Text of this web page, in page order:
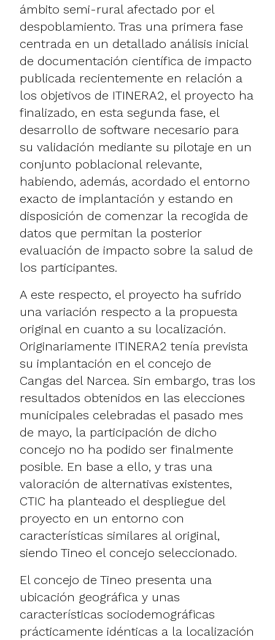
ámbito semi-rural afectado por el
despoblamiento. Tras una primera fase
centrada en un detallado análisis inicial
de documentación científica de impacto
publicada recientemente en relación a
los objetivos de ITINERA2, el proyecto ha
finalizado, en esta segunda fase, el
desarrollo de software necesario para
su validación mediante su pilotaje en un
conjunto poblacional relevante,
habiendo, además, acordado el entorno
exacto de implantación y estando en
disposición de comenzar la recogida de
datos que permitan la posterior
evaluación de impacto sobre la salud de
los participantes.
A este respecto, el proyecto ha sufrido
una variación respecto a la propuesta
original en cuanto a su localización.
Originariamente ITINERA2 tenía prevista
su implantación en el concejo de
Cangas del Narcea. Sin embargo, tras los
resultados obtenidos en las elecciones
municipales celebradas el pasado mes
de mayo, la participación de dicho
concejo no ha podido ser finalmente
posible. En base a ello, y tras una
valoración de alternativas existentes,
CTIC ha planteado el despliegue del
proyecto en un entorno con
características similares al original,
siendo Tineo el concejo seleccionado.
El concejo de Tineo presenta una
ubicación geográfica y unas
características sociodemográficas
prácticamente idénticas a la localización